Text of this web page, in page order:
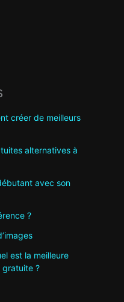
créer de meilleurs
alternatives à
avec son
?
est la meilleure
gratuite ?